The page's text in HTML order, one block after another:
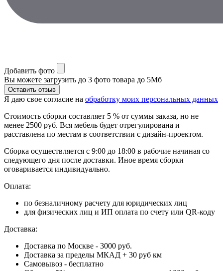
Добавить фото
Вы можете загрузить до 3 фото товара до 5Мб
Я даю свое согласие на обработку моих персональных данных
Стоимость сборки составляет 5 % от суммы заказа, но не
менее 2500 руб. Вся мебель будет отрегулирована и
расставлена по местам в соответствии с дизайн-проектом.
Сборка осуществляется с 9:00 до 18:00 в рабочие начиная со
следующего дня после доставки. Иное время сборки
оговаривается индивидуально.
Оплата:
по безналичному расчету для юридических лиц
для физических лиц и ИП оплата по счету или QR-коду
Доставка:
Доставка по Москве - 3000 руб.
Доставка за пределы МКАД + 30 руб км
Самовывоз - бесплатно